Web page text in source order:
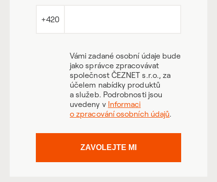
+420
Vámi zadané osobní údaje bude
jako správce zpracovávat
společnost ČEZNET s.r.o., za
účelem nabídky produktů
a služeb. Podrobnosti jsou
uvedeny v Informaci
o zpracování osobních údajů.
ZAVOLEJTE MI